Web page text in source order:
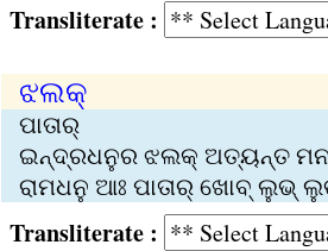
Transliterate :
ଝଲକ୍‌
ପାତାର୍‍
ଇନ୍ଦ୍ରଧନୁର ଝଲକ୍‌ ଅତ୍ୟନ୍ତ
ରାମଧନୁ ଆଃ ପାତାର୍‍ ଖୋବ୍‍ ଲୁଭ୍‍
Transliterate :